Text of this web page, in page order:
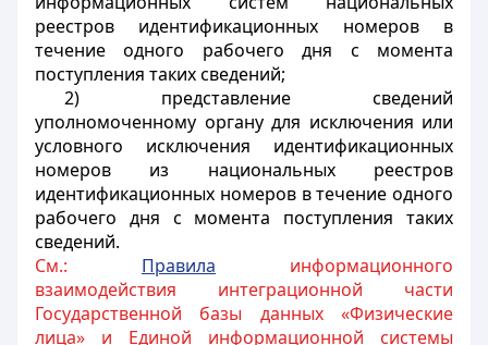
реестров идентификационных номеров в
течение одного рабочего дня с момента
поступления таких сведений;
2) представление сведений
уполномоченному органу для исключения или
условного исключения идентификационных
номеров из национальных реестров
идентификационных номеров в течение одного
рабочего дня с момента поступления таких
сведений.
См.: Правила информационного
взаимодействия интеграционной части
Государственной базы данных «Физические
лица» и Единой информационной системы